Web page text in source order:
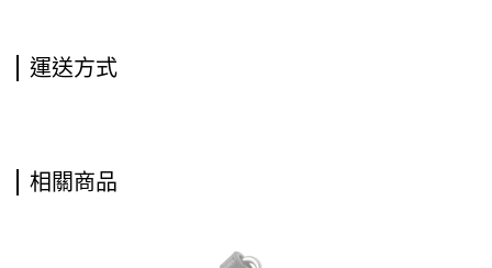
運送方式
相關商品